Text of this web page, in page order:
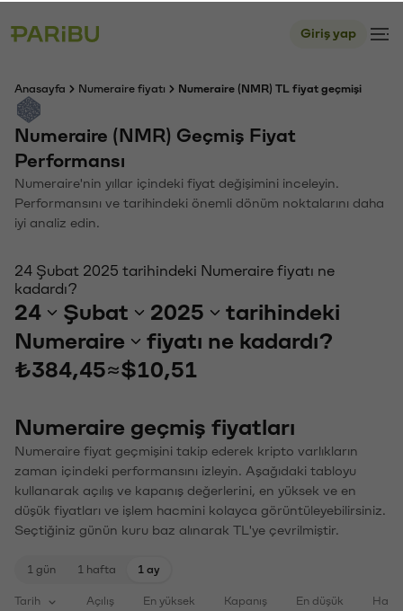
Giriş yap
Anasayfa Numeraire fiyatı Numeraire (NMR) TL fiyat geçmişi
Numeraire (NMR) Geçmiş Fiyat
Performansı
Numeraire'nin yıllar içindeki fiyat değişimini inceleyin.
Performansını ve tarihindeki önemli dönüm noktalarını daha
iyi analiz edin.
24 Şubat 2025 tarihindeki Numeraire fiyatı ne
kadardı?
24 Şubat 2025
tarihindeki
Numeraire
fiyatı ne kadardı?
₺384,45≈$10,51
Numeraire geçmiş fiyatları
Numeraire fiyat geçmişini takip ederek kripto varlıkların
zaman içindeki performansını izleyin. Aşağıdaki tabloyu
kullanarak açılış ve kapanış değerlerini, en yüksek ve en
düşük fiyatları ve işlem hacmini kolayca görüntüleyebilirsiniz.
Seçtiğiniz günün kuru baz alınarak TL'ye çevrilmiştir.
1 gün 1 hafta 1 ay
Tarih Açılış En yüksek Kapanış En düşük